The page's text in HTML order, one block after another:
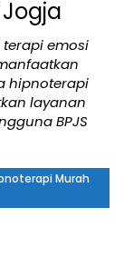
emosi
hipnoterapi
layanan
BPJS
Murah